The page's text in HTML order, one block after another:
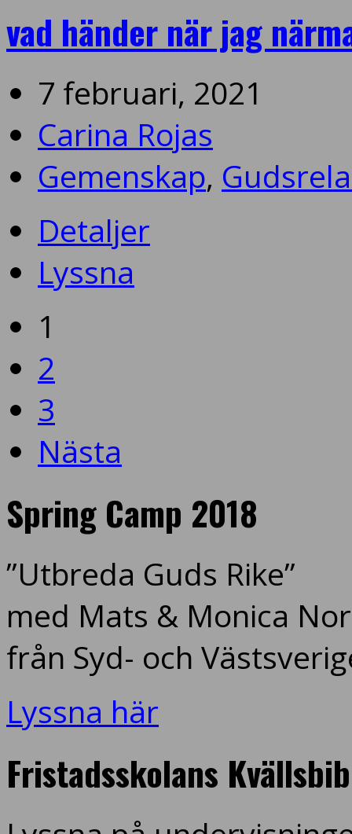
vad händer när jag
7 februari, 2021
Carina Rojas
Gemenskap,
Detaljer
Lyssna
1
2
3
Nästa
Spring Camp 2018
”Utbreda Guds Rike”
med Mats & Monica
från Syd- och
Lyssna här
Fristadsskolans